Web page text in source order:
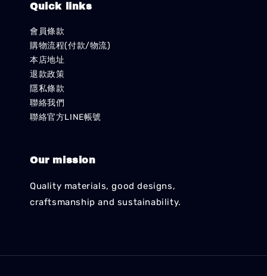
Quick links
會員條款
購物流程(付款/物流)
本店地址
退款政策
隱私條款
聯絡我們
聯絡官方LINE帳號
Our mission
Quality materials, good designs,
craftsmanship and sustainability.